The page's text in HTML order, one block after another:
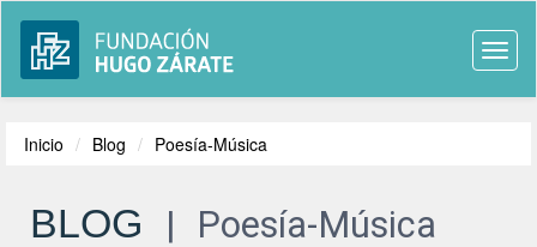
Inicio Blog Poesía-Música
BLOG | Poesía-Música